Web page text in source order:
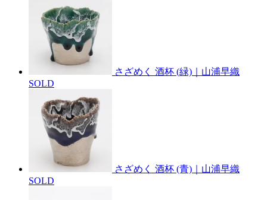
さざめく 酒杯 (緑)｜山浦早織
SOLD
さざめく 酒杯 (青)｜山浦早織
SOLD